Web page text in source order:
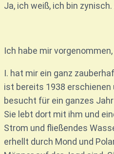
Ja, ich weiß, ich bin
Ich habe mir
I. hat mir ein ganz
ist bereits 1938 erschienen
besucht für ein ganzes
Sie lebt dort mit ihm und
Strom und fließendes
erhellt durch Mond und